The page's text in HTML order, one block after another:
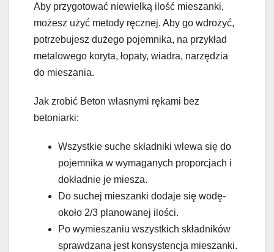
Aby przygotować niewielką ilość mieszanki,
możesz użyć metody ręcznej. Aby go wdrożyć,
potrzebujesz dużego pojemnika, na przykład
metalowego koryta, łopaty, wiadra, narzędzia
do mieszania.
Jak zrobić Beton własnymi rękami bez
betoniarki:
Wszystkie suche składniki wlewa się do
pojemnika w wymaganych proporcjach i
dokładnie je miesza.
Do suchej mieszanki dodaje się wodę-
około 2/3 planowanej ilości.
Po wymieszaniu wszystkich składników
sprawdzana jest konsystencja mieszanki.